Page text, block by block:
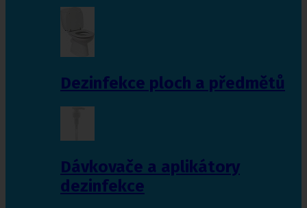
Dezinfekce ploch a předmětů
Dávkovače a aplikátory
dezinfekce